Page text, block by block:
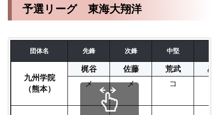
予選リーグ 東海大翔洋
団体名 先鋒 次鋒 中堅
九州学院
（熊本）
梶谷 佐藤 荒武
星
メ
メ コ